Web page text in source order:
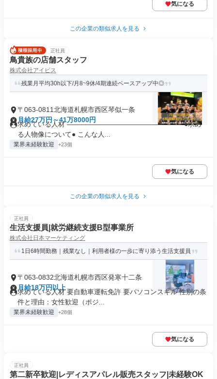
気になる
この企業の類似求人を見る
正社員
鳥貴族の店舗スタッフ
株式会社アイビス
残業月平均30h以下/月8~9休/4期連続ベースアップ中◎
〒063-0811北海道札幌市西区琴似一条
月給27万円～41万8000円
求めている人材 ――――――――――――――――― ●求め
る人物像について● こんな人...
業界未経験歓迎 +23個
気になる
この企業の類似求人を見る
正社員
生活支援員|就労継続支援B型事業所
株式会社日本マーケティング
1日6時間勤務｜残業なし｜利用者様の一歩に寄り添う生活支援員
〒063-0832北海道札幌市西区発寒十二条
月給18万円以上
求めている人材 要自動車運転免許 要パソコンスキル 性別の条
件と理由：女性歓迎（ポジ...
業界未経験歓迎 +28個
気になる
正社員
第二新卒歓迎|レディスアパレル販売スタッフ|未経験OK